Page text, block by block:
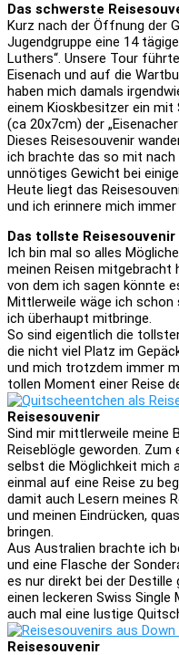
Das schwerste
Kurz nach der Öffnung der
Jugendgruppe eine 14
Luthers“. Unsere Tour
Eisenach und auf die
haben mich damals
einem Kioskbesitzer ein
(ca 20x7cm) der
Dieses Reisesouvenir
ich brachte das so mit
unnötiges Gewicht bei
Heute liegt das
und ich erinnere mich
Das tollste Reisesouvenir
Ich bin mal so alles
meinen Reisen mitgebracht
von dem ich sagen könnte
Mittlerweile wäge ich
ich überhaupt mitbringe.
So sind eigentlich die
die nicht viel Platz im
und mich trotzdem immer
tollen Moment einer Reise
Reisesouvenir
Sind mir mittlerweile meine
Reiseblögle geworden.
selbst die Möglichkeit mich
einmal auf eine Reise zu
damit auch Lesern meines
und meinen Eindrücken,
bringen.
Aus Australien brachte ich
und eine Flasche der
es nur direkt bei der
einen leckeren Swiss
auch mal eine lustige
Reisesouvenir